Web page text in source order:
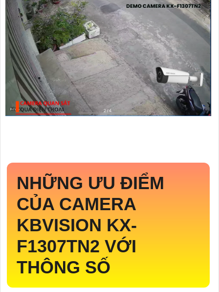
NHỮNG ƯU ĐIỂM
CỦA CAMERA
KBVISION KX-
F1307TN2 VỚI
THÔNG SỐ